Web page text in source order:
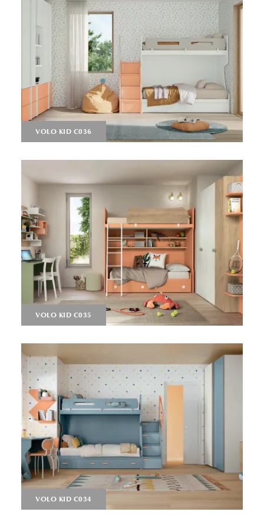
VOLO KID C036
VOLO KID C035
VOLO KID C034